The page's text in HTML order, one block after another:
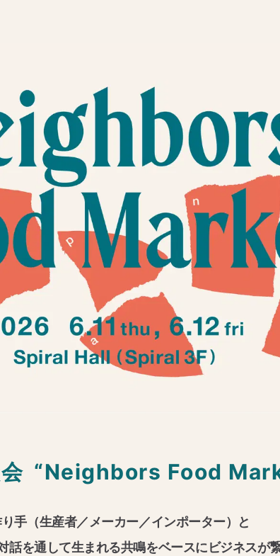
“Neighbors Food
手（生産者／メーカー／インポーター）と
話を通して生まれる共鳴をベースにビジネスが